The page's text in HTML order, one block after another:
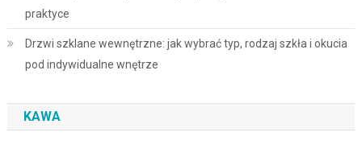
praktyce
Drzwi szklane wewnętrzne: jak wybrać typ, rodzaj szkła i okucia
pod indywidualne wnętrze
KAWA